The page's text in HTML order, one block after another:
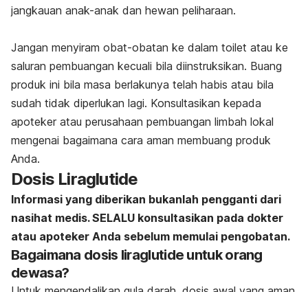
jangkauan anak-anak dan hewan peliharaan.
Jangan menyiram obat-obatan ke dalam toilet atau ke
saluran pembuangan kecuali bila diinstruksikan. Buang
produk ini bila masa berlakunya telah habis atau bila
sudah tidak diperlukan lagi. Konsultasikan kepada
apoteker atau perusahaan pembuangan limbah lokal
mengenai bagaimana cara aman membuang produk
Anda.
Dosis Liraglutide
Informasi yang diberikan bukanlah pengganti dari
nasihat medis. SELALU konsultasikan pada dokter
atau apoteker Anda sebelum memulai pengobatan.
Bagaimana dosis liraglutide untuk orang
dewasa?